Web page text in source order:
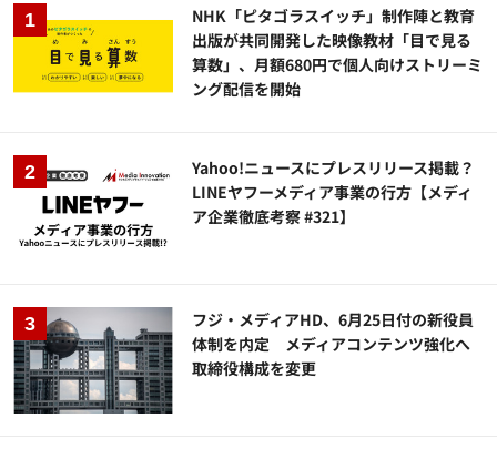
NHK「ピタゴラスイッチ」制作陣と教育
出版が共同開発した映像教材「目で見る
算数」、月額680円で個人向けストリーミ
ング配信を開始
Yahoo!ニュースにプレスリリース掲載？
LINEヤフーメディア事業の行方【メディ
ア企業徹底考察 #321】
フジ・メディアHD、6月25日付の新役員
体制を内定 メディアコンテンツ強化へ
取締役構成を変更